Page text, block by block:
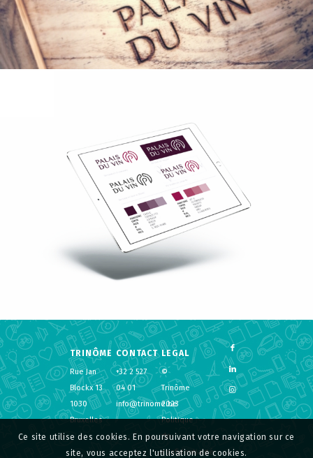
TRINÔME
Rue Jan
Blockx 13
1030
Bruxelles
CONTACT
+32 2 527
04 01
info@trinome.be
LEGAL
©
Trinôme
2023
Politique
de
confidentialité
Ce site utilise des cookies. En poursuivant votre navigation sur ce
site, vous acceptez l'utilisation de cookies.